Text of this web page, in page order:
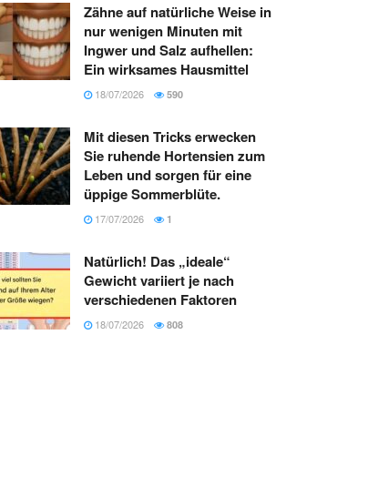
Zähne auf natürliche Weise in
nur wenigen Minuten mit
Ingwer und Salz aufhellen:
Ein wirksames Hausmittel
18/07/2026 590
Mit diesen Tricks erwecken
Sie ruhende Hortensien zum
Leben und sorgen für eine
üppige Sommerblüte.
17/07/2026 1
Natürlich! Das „ideale“
Gewicht variiert je nach
verschiedenen Faktoren
18/07/2026 808